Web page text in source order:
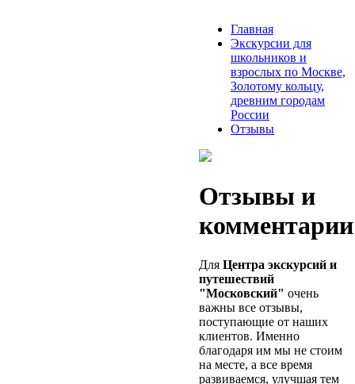
Главная
Экскурсии для
школьников и
взрослых по Москве,
Золотому кольцу,
древним городам
России
Отзывы
Отзывы и
комментарии
Для Центра экскурсий и
путешествий
"Московский" очень
важны все отзывы,
поступающие от наших
клиентов. Именно
благодаря им мы не стоим
на месте, а все время
развиваемся, улучшая тем